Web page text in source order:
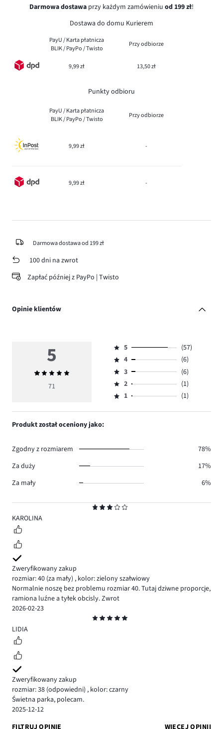
Darmowa dostawa przy każdym zamówieniu od 199 zł!
Dostawa do domu Kurierem
PayU / Karta płatnicza
BLIK / PayPo / Twisto
Przy odbiorze
9,99 zł 13,50 zł
Punkty odbioru
PayU / Karta płatnicza
BLIK / PayPo / Twisto
Przy odbiorze
9,99 zł -
9,99 zł -
Darmowa dostawa od 199 zł
100 dni na zwrot
Zapłać później z PayPo | Twisto
Opinie klientów
3
KAROLINA
Zweryfikowany zakup
rozmiar: 40 (za mały) , kolor: zielony szałwiowy
Normalnie noszę bez problemu rozmiar 40. Tutaj dziwne proporcje,
ramiona luźne a tyłek obcisly. Zwrot
2026-02-23
5LIDIA
Zweryfikowany zakup
rozmiar: 38 (odpowiedni) , kolor: czarny
Świetna parka, polecam.
2025-12-12
FILTRUJ OPINIE
WIĘCEJ OPINII
5
Średnia
ocena
71
Ocena
5,
ilość
głosów
57.
5
(57)
Ocena
4,
ilość
głosów
4
(6)
Ocena
3,
ilość
3
(6)
Ocena
2,
2
(1)
Ocena
1,
1 (1)
Produkt został oceniony jako:
Zgodny z rozmiarem
78%
Za duży
17%
Za mały
6%